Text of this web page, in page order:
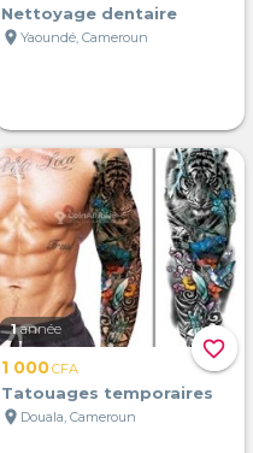
Nettoyage dentaire
location_on Yaoundé, Cameroun
favorite_border
1 année
1 000CFA
Tatouages temporaires
location_on Douala, Cameroun